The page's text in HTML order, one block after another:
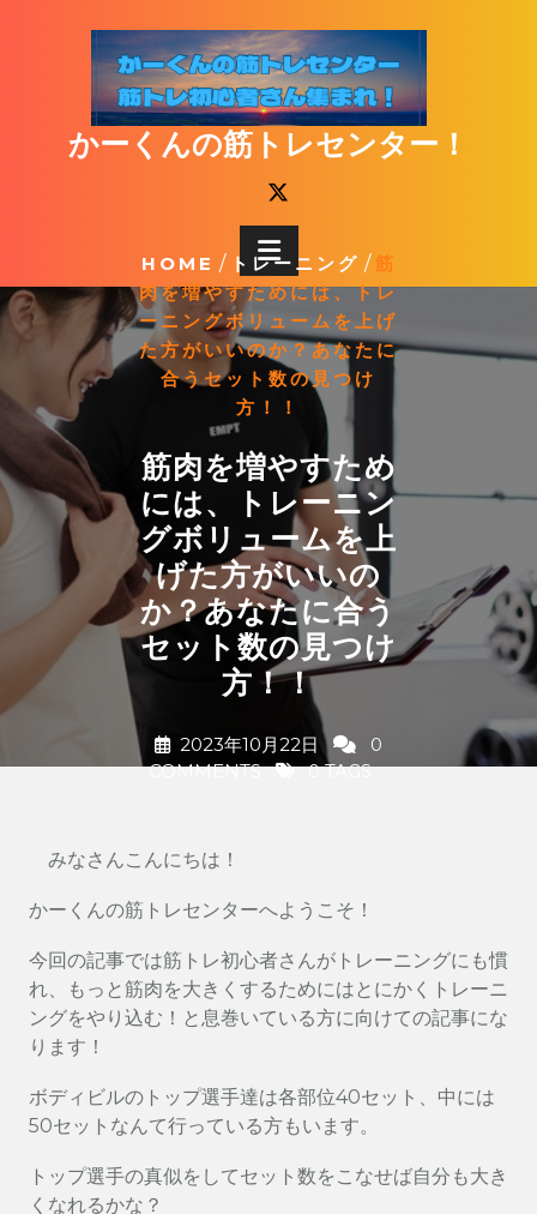
かーくんの筋トレセンター！
HOME / トレーニング / 筋
肉を増やすためには、トレ
ーニングボリュームを上げ
た方がいいのか？あなたに
合うセット数の見つけ
方！！
筋肉を増やすため
には、トレーニン
グボリュームを上
げた方がいいの
か？あなたに合う
セット数の見つけ
方！！
2023年10月22日
0
COMMENTS
0 TAGS
みなさんこんにちは！
かーくんの筋トレセンターへようこそ！
今回の記事では筋トレ初心者さんがトレーニングにも慣
れ、もっと筋肉を大きくするためにはとにかくトレーニ
ングをやり込む！と息巻いている方に向けての記事にな
ります！
ボディビルのトップ選手達は各部位40セット、中には
50セットなんて行っている方もいます。
トップ選手の真似をしてセット数をこなせば自分も大き
くなれるかな？